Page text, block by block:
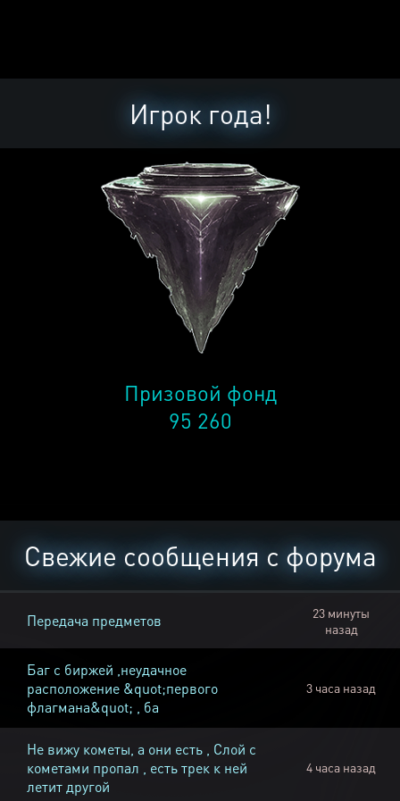
Игрок года!
Призовой фонд
95 260
Свежие сообщения с форума
Передача предметов
23 минуты
назад
Баг с биржей ,неудачное
расположение &quot;первого
флагмана&quot; , ба
3 часа назад
Не вижу кометы, а они есть , Слой с
кометами пропал , есть трек к ней
летит другой
4 часа назад